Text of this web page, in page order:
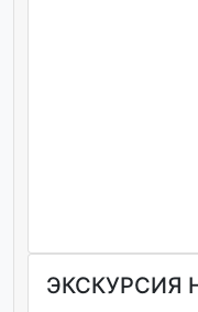
ЭКСКУРСИЯ